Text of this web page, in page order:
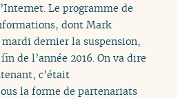
Le programme de
dont Mark
mardi dernier la suspension,
de l’année 2016. On va dire
c’était
la forme de partenariats